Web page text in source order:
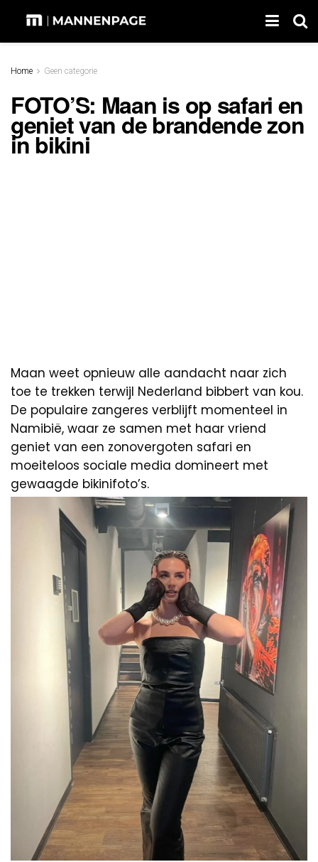
Home Geen categorie
FOTO’S: Maan is op safari en
geniet van de brandende zon
in bikini
Maan weet opnieuw alle aandacht naar zich
toe te trekken terwijl Nederland bibbert van kou.
De populaire zangeres verblijft momenteel in
Namibië, waar ze samen met haar vriend
geniet van een zonovergoten safari en
moeiteloos sociale media domineert met
gewaagde bikinifoto’s.